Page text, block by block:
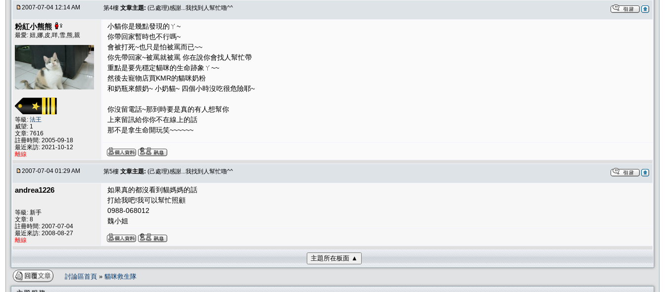
2007-07-04 12:14 AM 第4樓 文章主題: (己處理)感謝...我找到人幫忙嚕^^
粉紅小熊熊
最愛: 妞,娜,皮,咩,雪,熊,親
等級: 法王
威望: 1
文章: 7616
註冊時間: 2005-09-18
最近來訪: 2021-10-12
離線
小貓你是幾點發現的ㄚ~
你帶回家暫時也不行嗎~
會被打死~也只是怕被罵而已~~
你先帶回家~被罵就被罵 你在說你會找人幫忙帶
重點是要先穩定貓咪的生命跡象ㄚ~~
然後去寵物店買KMR的貓咪奶粉
和奶瓶來餵奶~ 小奶貓~ 四個小時沒吃很危險耶~
你沒留電話~那到時要是真的有人想幫你
上來留訊給你你不在線上的話
那不是拿生命開玩笑~~~~~~
2007-07-04 01:29 AM 第5樓 文章主題: (己處理)感謝...我找到人幫忙嚕^^
andrea1226
等級: 新手
文章: 8
註冊時間: 2007-07-04
最近來訪: 2008-08-27
離線
如果真的都沒看到貓媽媽的話
打給我吧!我可以幫忙照顧
0988-068012
魏小姐
主題所在板面 ▲
討論區首頁 » 貓咪救生隊